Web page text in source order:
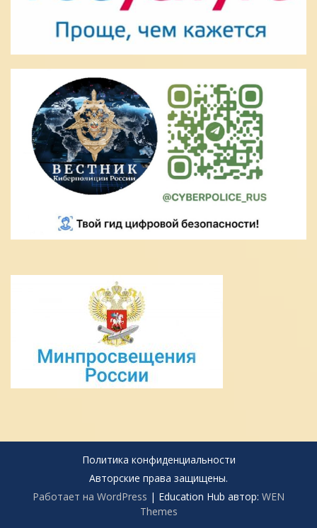
Политика конфиденциальности
Авторские права защищены.
Работает на WordPress | Education Hub автор: WEN
Themes